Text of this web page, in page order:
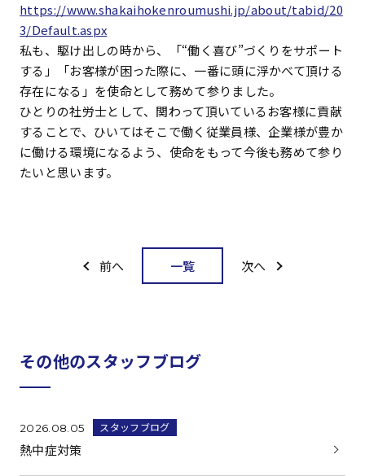
https://www.shakaihokenroumushi.jp/about/tabid/20
3/Default.aspx
私も、駆け出しの時から、「“働く喜び”づくりをサポート
する」「お客様が困った際に、一番に頭に浮かべて頂ける
存在になる」を使命として務めて参りました。
ひとりの社労士として、関わって頂いているお客様に貢献
することで、ひいてはそこで働く従業員様、企業様が豊か
に働ける環境になるよう、使命をもって今後も務めて参り
たいと思います。
前へ 一覧 次へ
その他のスタッフブログ
2026.08.05 スタッフブログ
熱中症対策